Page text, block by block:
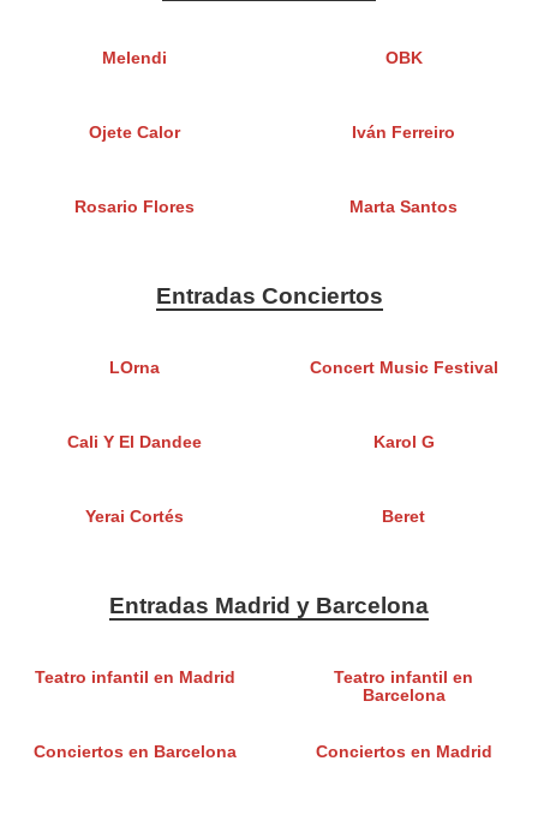
Melendi OBK
Ojete Calor Iván Ferreiro
Rosario Flores Marta Santos
Entradas Conciertos
LOrna Concert Music Festival
Cali Y El Dandee Karol G
Yerai Cortés Beret
Entradas Madrid y Barcelona
Teatro infantil en Madrid
Teatro infantil en
Barcelona
Conciertos en Barcelona Conciertos en Madrid